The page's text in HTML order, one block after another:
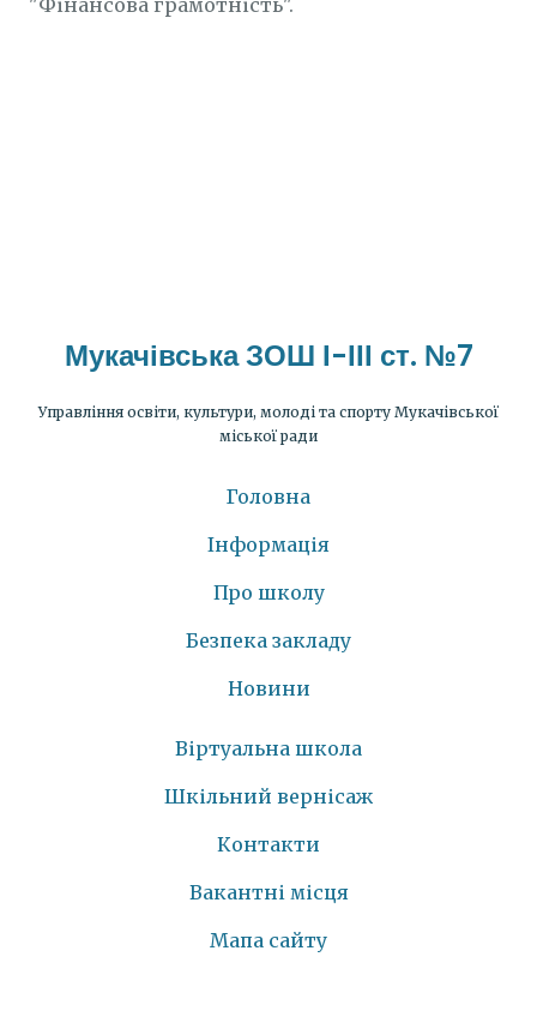
"Фінансова грамотність".
Мукачівська ЗОШ І-ІІІ ст. №7
Управління освіти, культури, молоді та спорту Мукачівської
міської ради
Головна
Інформація
Про школу
Безпека закладу
Новини
Віртуальна школа
Шкільний вернісаж
Контакти
Вакантні місця
Мапа сайту